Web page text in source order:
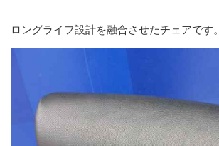
ロングライフ設計を融合させたチェアです。